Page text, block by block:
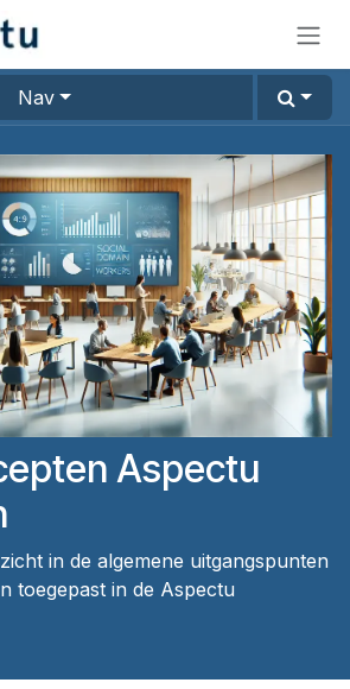
Nav
Aspectu
in de algemene uitgangspunten
toegepast in de Aspectu